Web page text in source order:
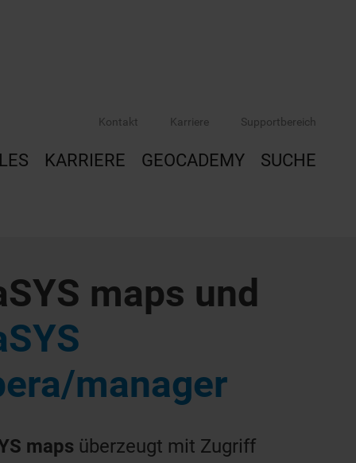
Kontakt Karriere Supportbereich
KARRIERE GEOCADEMY SUCHE
maps und
manager
maps überzeugt mit Zugriff